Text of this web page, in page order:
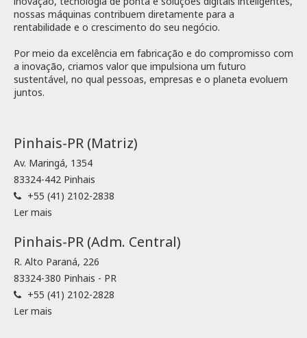
nossas máquinas contribuem diretamente para a
rentabilidade e o crescimento do seu negócio.
Por meio da excelência em fabricação e do compromisso com
a inovação, criamos valor que impulsiona um futuro
sustentável, no qual pessoas, empresas e o planeta evoluem
juntos.
Pinhais-PR (Matriz)
Av. Maringá, 1354
83324-442 Pinhais
+55 (41) 2102-2838
Ler mais
Pinhais-PR (Adm. Central)
R. Alto Paraná, 226
83324-380 Pinhais - PR
+55 (41) 2102-2828
Ler mais